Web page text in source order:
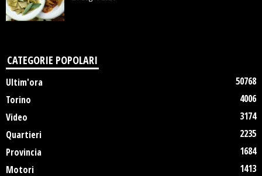
CATEGORIE POPOLARI
Ultim'ora
50768
Torino
4006
Video
3174
Quartieri
2235
Provincia
1684
Motori
1413